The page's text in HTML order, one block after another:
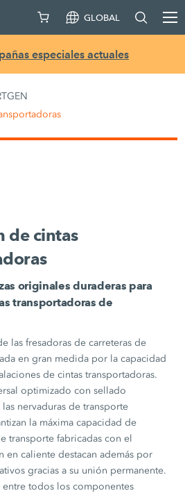
GLOBAL
especiales actuales
de cintas
originales duraderas para
transportadoras de
las fresadoras de carreteras de
en gran medida por la capacidad
de cintas transportadoras.
optimizado con sellado
nervaduras de transporte
la máxima capacidad de
transporte fabricadas con el
en caliente destacan además por
gracias a su unión permanente.
entre todos los componentes